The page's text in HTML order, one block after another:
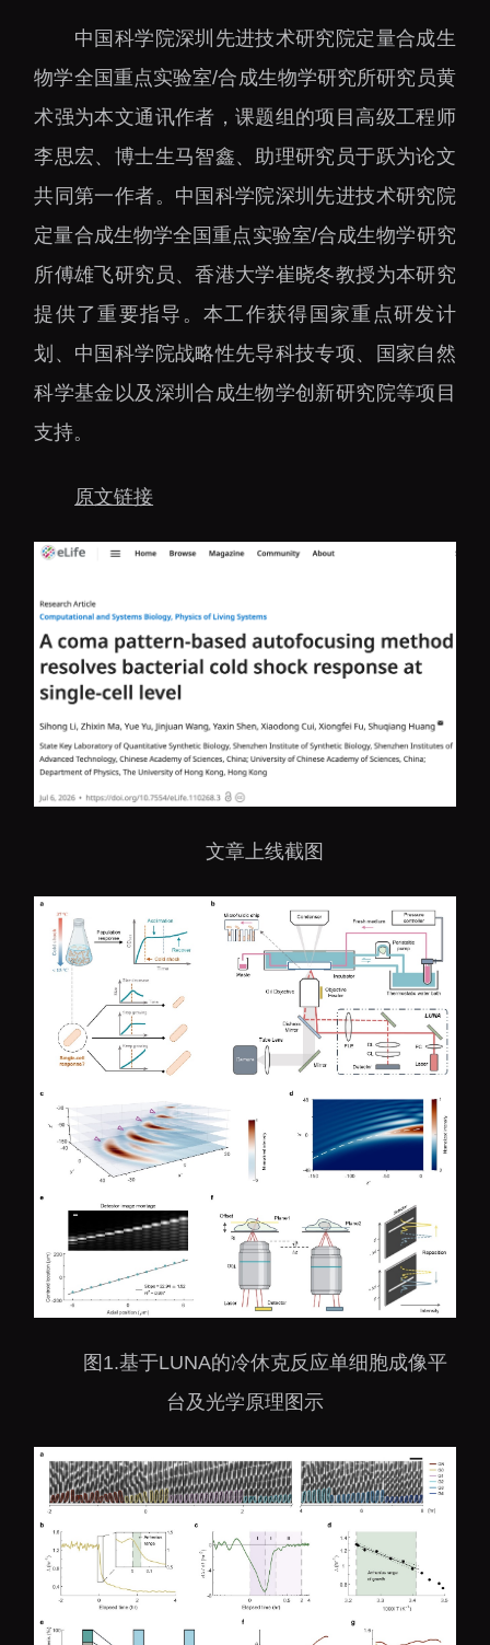
中国科学院深圳先进技术研究院定量合成生
物学全国重点实验室/合成生物学研究所研究员黄
术强为本文通讯作者，课题组的项目高级工程师
李思宏、博士生马智鑫、助理研究员于跃为论文
共同第一作者。中国科学院深圳先进技术研究院
定量合成生物学全国重点实验室/合成生物学研究
所傅雄飞研究员、香港大学崔晓冬教授为本研究
提供了重要指导。本工作获得国家重点研发计
划、中国科学院战略性先导科技专项、国家自然
科学基金以及深圳合成生物学创新研究院等项目
支持。
原文链接
文章上线截图
图1.基于LUNA的冷休克反应单细胞成像平
台及光学原理图示